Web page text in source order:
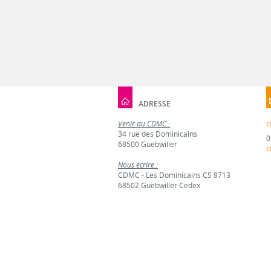
ADRESSE
Venir au CDMC :
34 rue des Dominicains
68500 Guebwiller
Nous écrire :
CDMC - Les Dominicains CS 8713
68502 Guebwiller Cedex